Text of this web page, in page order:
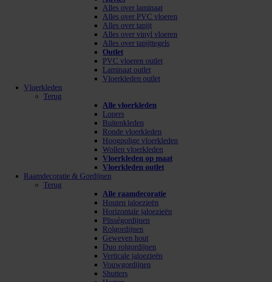
Alles over laminaat
Alles over PVC vloeren
Alles over tapijt
Alles over vinyl vloeren
Alles over tapijttegels
Outlet
PVC vloeren outlet
Laminaat outlet
Vloerkleden outlet
Vloerkleden
Terug
Alle vloerkleden
Lopers
Buitenkleden
Ronde vloerkleden
Hoogpolige vloerkleden
Wollen vloerkleden
Vloerkleden op maat
Vloerkleden outlet
Raamdecoratie & Gordijnen
Terug
Alle raamdecoratie
Houten jaloezieën
Horizontale jaloezieën
Plisségordijnen
Rolgordijnen
Geweven hout
Duo rolgordijnen
Verticale jaloezieën
Vouwgordijnen
Shutters